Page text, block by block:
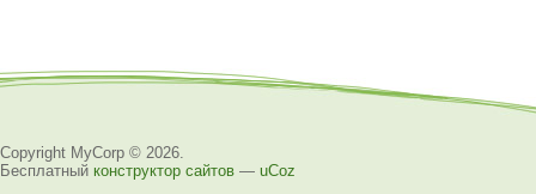
Copyright MyCorp © 2026
Бесплатный конструктор сайтов — uCoz